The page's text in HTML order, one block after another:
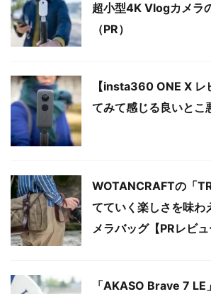
超小型4K Vlogカメラ
（PR）
【insta360 ONE X レ
てみて感じる良いとこ
WOTANCRAFTの「
てていく楽しさを味わ
メラバッグ【PRレビュ
「AKASO Brave 7